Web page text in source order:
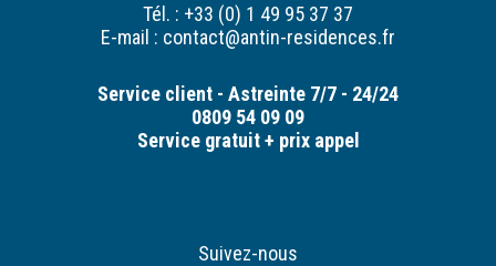
Tél. : +33 (0) 1 49 95 37 37
E-mail : contact@antin-residences.fr
Service client - Astreinte 7/7 - 24/24
0809 54 09 09
Service gratuit + prix appel
Suivez-nous